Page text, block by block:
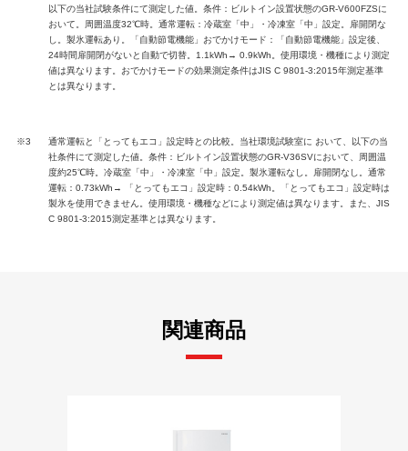
以下の当社試験条件にて測定した値。条件：ビルトイン設置状態のGR-V600FZSに
おいて。周囲温度32℃時。通常運転：冷蔵室「中」・冷凍室「中」設定。扉開閉な
し。製氷運転あり。「自動節電機能」おでかけモード：「自動節電機能」設定後、
24時間扉開閉がないと自動で切替。1.1kWh→ 0.9kWh。使用環境・機種により測定
値は異なります。おでかけモードの効果測定条件はJIS C 9801-3:2015年測定基準
とは異なります。
※3
通常運転と「とってもエコ」設定時との比較。当社環境試験室に おいて、以下の当
社条件にて測定した値。条件：ビルトイン設置状態のGR-V36SVにおいて、周囲温
度約25℃時。冷蔵室「中」・冷凍室「中」設定。製氷運転なし。扉開閉なし。通常
運転：0.73kWh→ 「とってもエコ」設定時：0.54kWh。「とってもエコ」設定時は
製氷を使用できません。使用環境・機種などにより測定値は異なります。また、JIS
C 9801-3:2015測定基準とは異なります。
関連商品